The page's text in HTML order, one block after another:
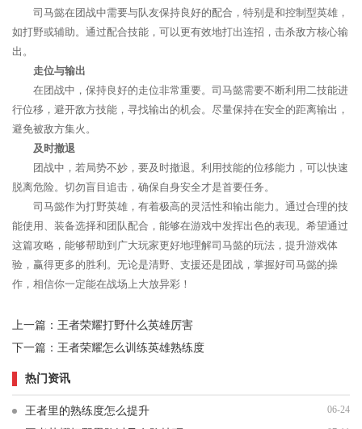
司马懿在团战中需要与队友保持良好的配合，特别是和控制型英雄，
如打野或辅助。通过配合技能，可以更有效地打出连招，击杀敌方核心输
出。
走位与输出
在团战中，保持良好的走位非常重要。司马懿需要不断利用二技能进
行位移，避开敌方技能，寻找输出的机会。尽量保持在安全的距离输出，
避免被敌方集火。
及时撤退
团战中，若局势不妙，要及时撤退。利用技能的位移能力，可以快速
脱离危险。切勿盲目追击，确保自身安全才是首要任务。
司马懿作为打野英雄，有着极高的灵活性和输出能力。通过合理的技
能使用、装备选择和团队配合，能够在游戏中发挥出色的表现。希望通过
这篇攻略，能够帮助到广大玩家更好地理解司马懿的玩法，提升游戏体
验，赢得更多的胜利。无论是清野、支援还是团战，掌握好司马懿的操
作，相信你一定能在战场上大放异彩！
上一篇： 王者荣耀打野什么英雄厉害
下一篇： 王者荣耀怎么训练英雄熟练度
热门资讯
王者里的熟练度怎么提升 06-24